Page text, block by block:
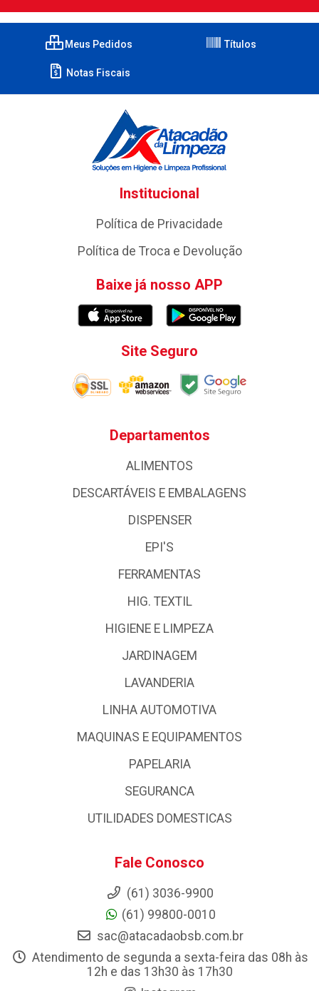
Meus Pedidos Títulos
Notas Fiscais
Institucional
Política de Privacidade
Política de Troca e Devolução
Baixe já nosso APP
Site Seguro
Departamentos
ALIMENTOS
DESCARTÁVEIS E EMBALAGENS
DISPENSER
EPI'S
FERRAMENTAS
HIG. TEXTIL
HIGIENE E LIMPEZA
JARDINAGEM
LAVANDERIA
LINHA AUTOMOTIVA
MAQUINAS E EQUIPAMENTOS
PAPELARIA
SEGURANCA
UTILIDADES DOMESTICAS
Fale Conosco
(61) 3036-9900
(61) 99800-0010
sac@atacadaobsb.com.br
Atendimento de segunda a sexta-feira das 08h às
12h e das 13h30 às 17h30